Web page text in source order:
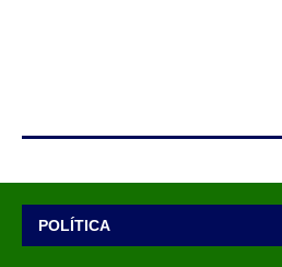
POLÍTICA